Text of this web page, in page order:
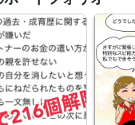
活水女子短期大学